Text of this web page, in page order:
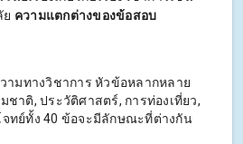
ย ความแตกต่างของข้อสอบ
ามทางวิชาการ หัวข้อหลากหลาย
ชาติ, ประวัติศาสตร์, การท่องเที่ยว,
จทย์ทั้ง 40 ข้อจะมีลักษณะที่ต่างกัน